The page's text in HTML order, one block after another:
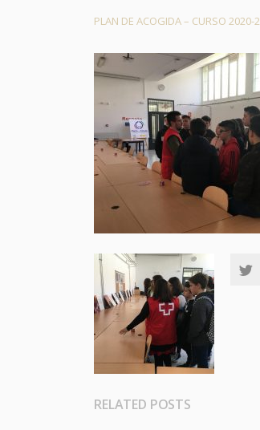
PLAN DE ACOGIDA – CURSO 2020-
RELATED POSTS